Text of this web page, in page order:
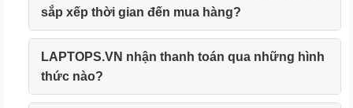
sắp xếp thời gian đến mua hàng?
LAPTOPS.VN nhận thanh toán qua những hình
thức nào?